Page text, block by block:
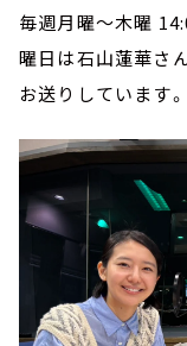
毎週月曜～木曜
曜日は石山蓮華さ
お送りしています。